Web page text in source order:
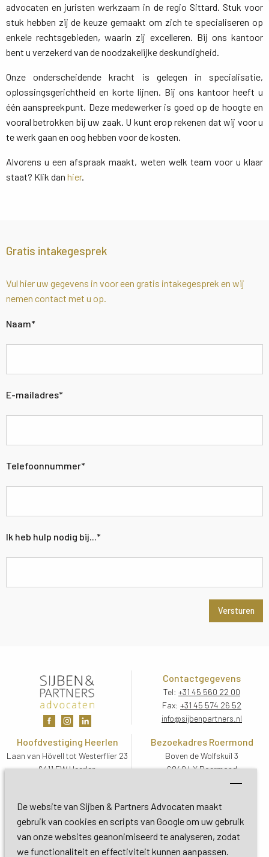
De website van Sijben & Partners Advocaten maakt
gebruik van cookies en scripts van Google om uw gebruik
van onze websites geanonimiseerd te analyseren, zodat
we functionaliteit en effectiviteit kunnen aanpassen.
advocaten en juristen werkzaam in de regio Sittard. Stuk voor
stuk hebben zij de keuze gemaakt om zich te specialiseren op
enkele rechtsgebieden, waarin zij excelleren. Bij ons kantoor
bent u verzekerd van de noodzakelijke deskundigheid.
Onze onderscheidende kracht is gelegen in specialisatie,
oplossingsgerichtheid en korte lijnen. Bij ons kantoor heeft u
één aanspreekpunt. Deze medewerker is goed op de hoogte en
vooral betrokken bij uw zaak. U kunt erop rekenen dat wij voor u
te werk gaan en oog hebben voor de kosten.
Alvorens u een afspraak maakt, weten welk team voor u klaar
staat? Klik dan hier.
Gratis intakegesprek
Vul hier uw gegevens in voor een gratis intakegesprek en wij
nemen contact met u op.
Naam*
E-mailadres*
Telefoonnummer*
Ik heb hulp nodig bij...*
Contactgegevens
Tel: +31 45 560 22 00
Fax: +31 45 574 26 52
info@sijbenpartners.nl
Hoofdvestiging Heerlen
Laan van Hövell tot Westerflier 23
6411 EW Heerlen
Bezoekadres Roermond
Boven de Wolfskuil 3
6049 LX Roermond
Routebeschrijving
Bezoekadres De Bilt
Soestdijkseweg Zuid 13
3732 HC De Bilt (Utrecht)
Routebeschrijving